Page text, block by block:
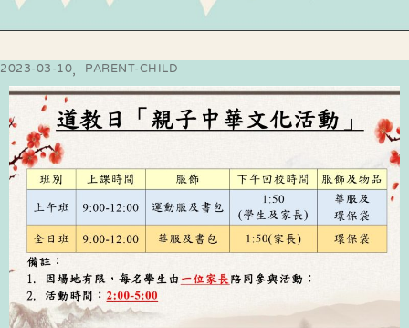
2023-03-10 PARENT-CHILD